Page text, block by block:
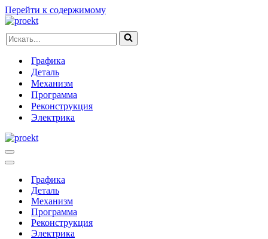
Перейти к содержимому
Искать...
Графика
Деталь
Механизм
Программа
Реконструкция
Электрика
Меню
навигации
Меню
навигацииГрафика
Деталь
Механизм
Программа
Реконструкция
Электрика